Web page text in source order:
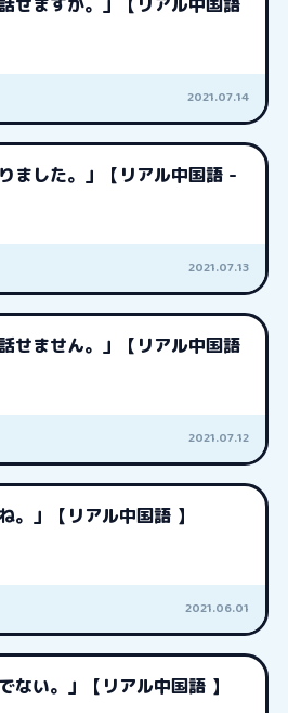
2021.07.14
ました。」【リアル中国語 -
2021.07.13
せません。」【リアル中国語
2021.07.12
。」【リアル中国語 】
2021.06.01
ない。」【リアル中国語 】